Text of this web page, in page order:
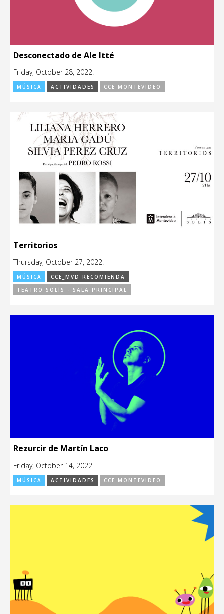
Desconectado de Ale Itté
Friday, October 28, 2022.
MÚSICA ACTIVIDADES CCE MONTEVIDEO
Territorios
Thursday, October 27, 2022.
MÚSICA
CCE_MVD RECOMIENDA
TEATRO SOLÍS - SALA PRINCIPAL
Rezurcir de Martín Laco
Friday, October 14, 2022.
MÚSICA ACTIVIDADES CCE MONTEVIDEO